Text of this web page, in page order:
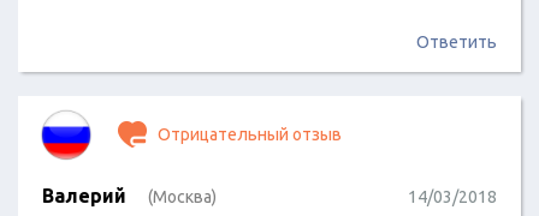
Ответить
Отрицательный отзыв
Валерий (Москва) 14/03/2018